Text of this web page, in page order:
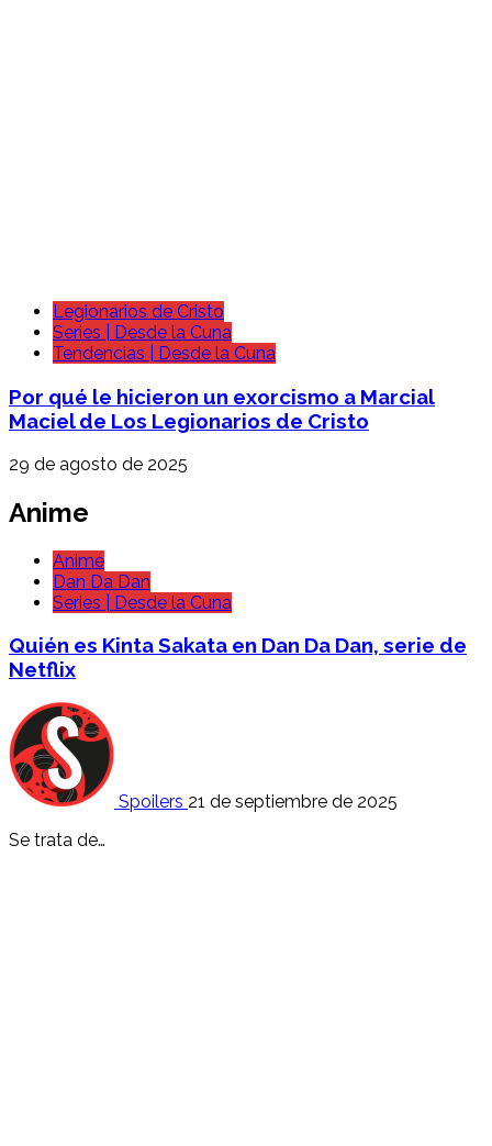
Legionarios de Cristo
Series | Desde la Cuna
Tendencias | Desde la Cuna
Por qué le hicieron un exorcismo a Marcial
Maciel de Los Legionarios de Cristo
29 de agosto de 2025
Anime
Anime
Dan Da Dan
Series | Desde la Cuna
Quién es Kinta Sakata en Dan Da Dan, serie de
Netflix
Spoilers 21 de septiembre de 2025
Se trata de…